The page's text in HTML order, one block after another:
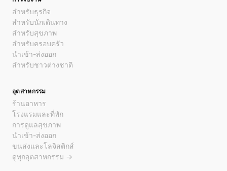
สำหรับธุรกิจ
สำหรับนักเดินทาง
สำหรับสุขภาพ
สำหรับครอบครัว
นำเข้า-ส่งออก
สำหรับชาวต่างชาติ
อุตสาหกรรม
ร้านอาหาร
โรงแรมและที่พัก
การดูแลสุขภาพ
นำเข้า-ส่งออก
ขนส่งและโลจิสติกส์
ดูทุกอุตสาหกรรม →